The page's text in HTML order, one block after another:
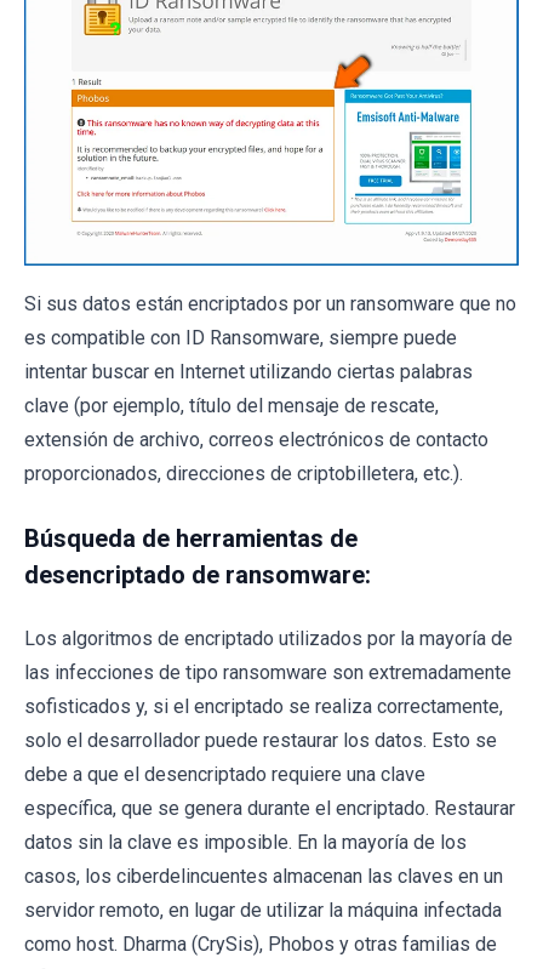
Si sus datos están encriptados por un ransomware que no
es compatible con ID Ransomware, siempre puede
intentar buscar en Internet utilizando ciertas palabras
clave (por ejemplo, título del mensaje de rescate,
extensión de archivo, correos electrónicos de contacto
proporcionados, direcciones de criptobilletera, etc.).
Búsqueda de herramientas de
desencriptado de ransomware:
Los algoritmos de encriptado utilizados por la mayoría de
las infecciones de tipo ransomware son extremadamente
sofisticados y, si el encriptado se realiza correctamente,
solo el desarrollador puede restaurar los datos. Esto se
debe a que el desencriptado requiere una clave
específica, que se genera durante el encriptado. Restaurar
datos sin la clave es imposible. En la mayoría de los
casos, los ciberdelincuentes almacenan las claves en un
servidor remoto, en lugar de utilizar la máquina infectada
como host. Dharma (CrySis), Phobos y otras familias de